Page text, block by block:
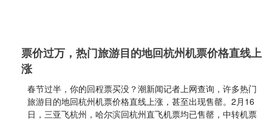
票价过万，热门旅游目的地回杭州机票价格直线上
涨
春节过半，你的回程票买没？潮新闻记者上网查询，许多热门
旅游目的地回杭州机票价格直线上涨，甚至出现售罄。2月16
日，三亚飞杭州，哈尔滨回杭州直飞机票均已售罄，中转机票